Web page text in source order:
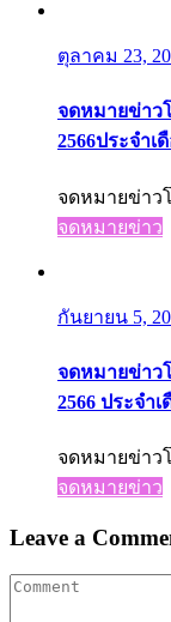
ตุลาคม 23,
จดหมายข่าว
2566ประจำเ
จดหมายข่าวโ
จดหมายข่าว
กันยายน 5,
จดหมายข่าว
2566 ประจำ
จดหมายข่าวโ
จดหมายข่าว
Leave a